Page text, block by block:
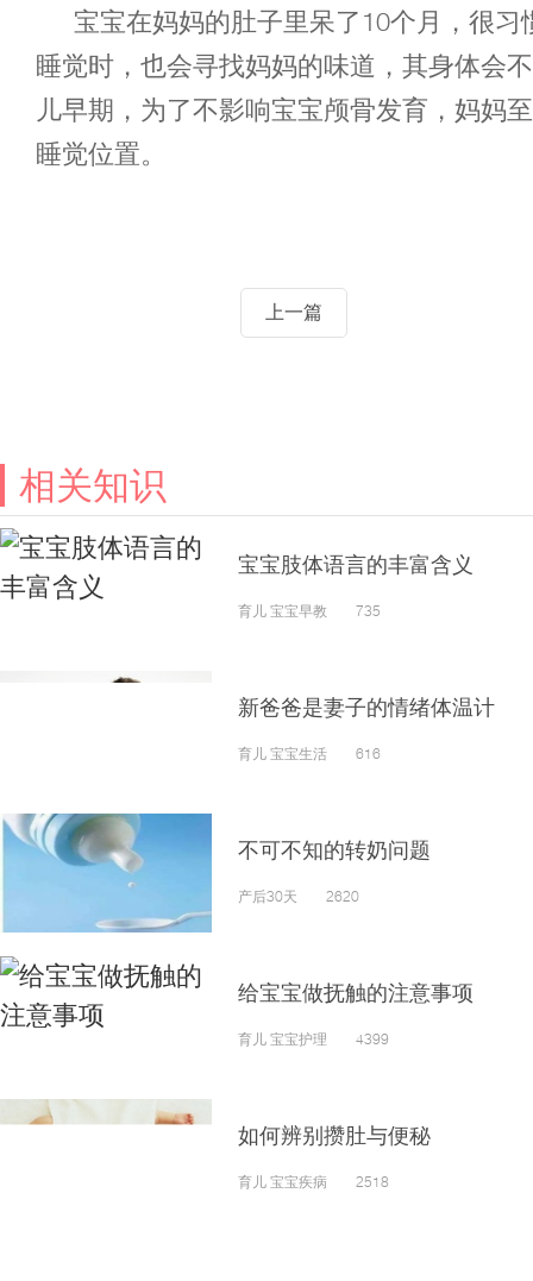
宝宝在妈妈的肚子里呆了10个月，很
睡觉时，也会寻找妈妈的味道，其身体会
儿早期，为了不影响宝宝颅骨发育，妈妈
睡觉位置。
上一篇
相关知识
宝宝肢体语言的丰富含义
育儿 宝宝早教 735
新爸爸是妻子的情绪体温计
育儿 宝宝生活 616
不可不知的转奶问题
产后30天 2620
给宝宝做抚触的注意事项
育儿 宝宝护理 4399
如何辨别攒肚与便秘
育儿 宝宝疾病 2518